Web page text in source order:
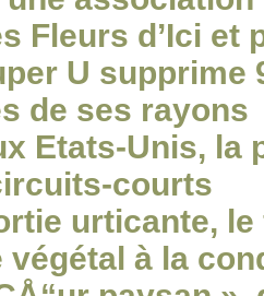
Fleurs d’Ici et
U supprime
de ses rayons
Etats-Unis, la
courts
urticante,
végétal à la